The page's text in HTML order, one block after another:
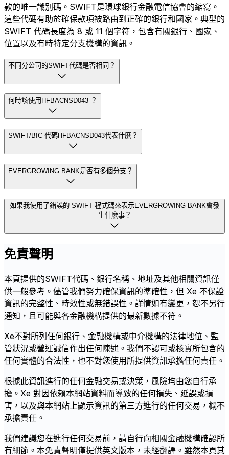
款的唯一識別碼。SWIFT是環球銀行金融電信協會的縮寫。
這些代碼有助於確保款項被路由到正確的銀行和國家。典型的
SWIFT 代碼長度為 8 或 11 個字符，包含有關銀行、國家、
位置以及有時特定分支機構的資訊。
不同分公司的SWIFT代碼是否相同？
何時該使用HFBACNSD043 ？
SWIFT/BIC 代碼HFBACNSD043代表什麼？
EVERGROWING BANK是否有多個分支？
如果我使用了錯誤的 SWIFT 程式碼來表示EVERGROWING BANK會發
生什麼事？
免責聲明
本頁提供的SWIFT代碼、銀行名稱、地址及其他相關資訊僅
供一般參考。儘管我們努力確保資訊的準確性，但 Xe 不保證
資訊的完整性、時效性或無錯誤性。詳情如有變更，恕不另行
通知，且可能與各金融機構提供的最新數據不符。
Xe不對所列任何銀行、金融機構或中介機構的法律地位、監
管狀況或營運誠信作出任何陳述。我們不認可或核實所包含的
任何實體的合法性，也不對您使用所提供資訊承擔任何責任。
根據此資訊進行的任何金融交易或決策，風險均由您自行承
擔。Xe 對因依賴本網站資料而導致的任何損失、延誤或損
害，以及與本網站上顯示資訊的第三方進行的任何交易，概不
承擔責任。
我們建議您在進行任何交易前，請自行向相關金融機構確認所
有細節。本免責聲明僅提供英文版本，未經翻譯。雖然本頁其